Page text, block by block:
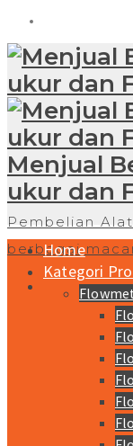
Menjual
ukur dan
Pembelian
berbagai
Home
Kategori